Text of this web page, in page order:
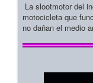
La slootmotor del
motocicleta que
no dañan el medio